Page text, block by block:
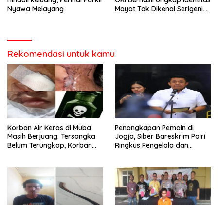
Nyawa Melayang
Mayat Tak Dikenal Serigeni
Rekomendasi untuk kamu
Korban Air Keras di Muba
Masih Berjuang: Tersangka
Belum Terungkap, Korban
Penangkapan Pemain di
Jogja, Siber Bareskrim Polri
Ringkus Pengelola dan